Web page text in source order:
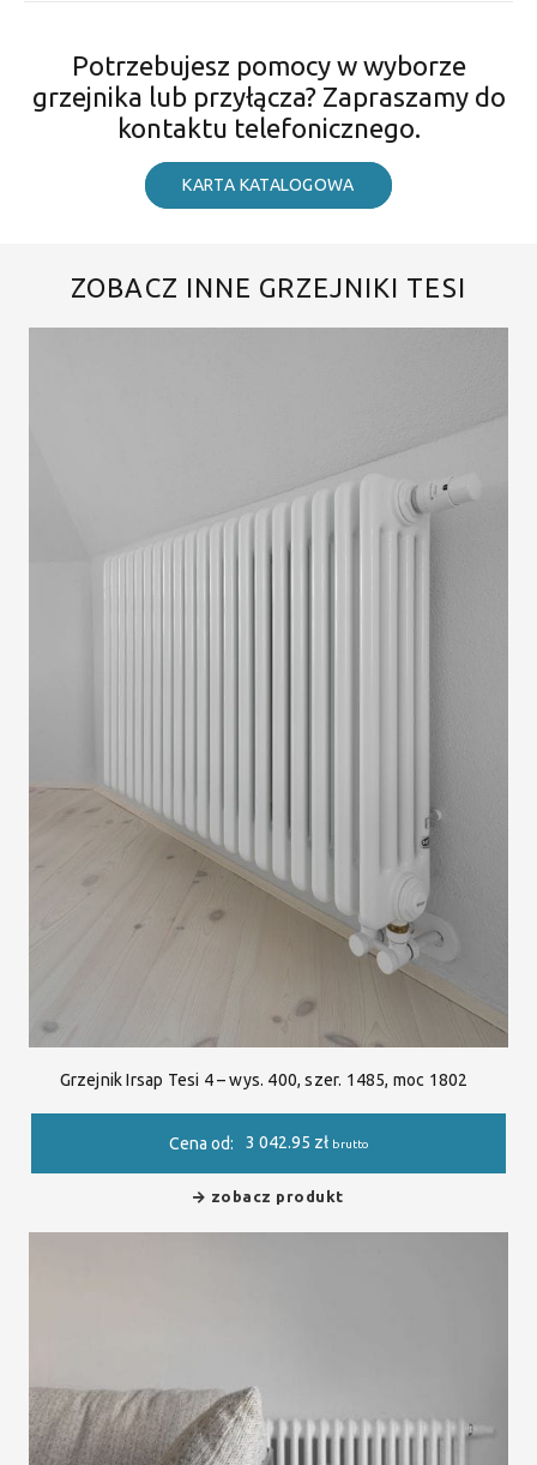
Potrzebujesz pomocy w wyborze
grzejnika lub przyłącza? Zapraszamy do
kontaktu telefonicznego.
KARTA KATALOGOWA
ZOBACZ INNE GRZEJNIKI TESI
Grzejnik Irsap Tesi 4 – wys. 400, szer. 1485, moc 1802
Cena od: 3 042.95 zł brutto
zobacz produkt